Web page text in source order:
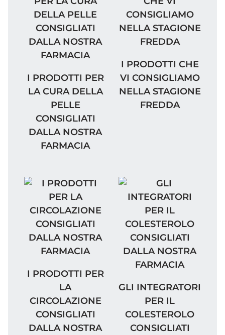
I PRODOTTI PER LA CURA DELLA PELLE
I PRODOTTI PER
LA CURA DELLA
PELLE
CONSIGLIATI
DALLA NOSTRA
FARMACIA
I PRODOTTI CHE VI
I PRODOTTI CHE
VI CONSIGLIAMO
NELLA STAGIONE
FREDDA
I PRODOTTI PER LA CIRCOLAZIONE
I PRODOTTI PER
LA
CIRCOLAZIONE
CONSIGLIATI
DALLA NOSTRA
GLI INTEGRATORI
GLI INTEGRATORI
PER IL
COLESTEROLO
CONSIGLIATI